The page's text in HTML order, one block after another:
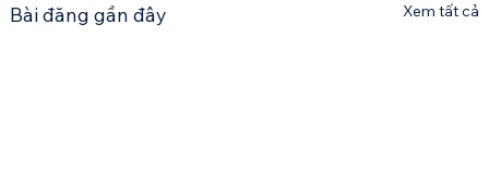
Bài đăng gần đây Xem tất cả